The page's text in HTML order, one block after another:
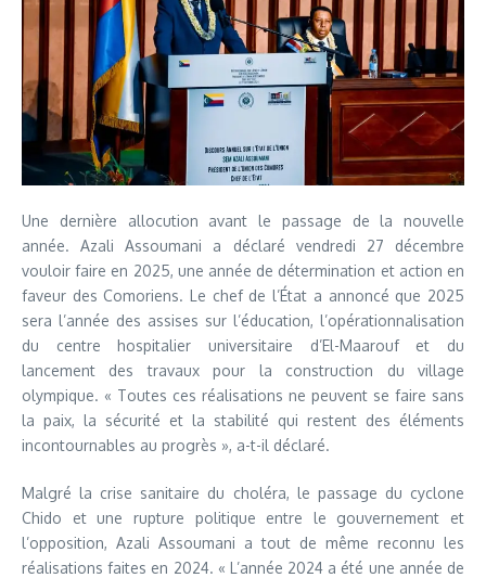
Une dernière allocution avant le passage de la nouvelle
année. Azali Assoumani a déclaré vendredi 27 décembre
vouloir faire en 2025, une année de détermination et action en
faveur des Comoriens. Le chef de l’État a annoncé que 2025
sera l’année des assises sur l’éducation, l’opérationnalisation
du centre hospitalier universitaire d’El-Maarouf et du
lancement des travaux pour la construction du village
olympique. « Toutes ces réalisations ne peuvent se faire sans
la paix, la sécurité et la stabilité qui restent des éléments
incontournables au progrès », a-t-il déclaré.
Malgré la crise sanitaire du choléra, le passage du cyclone
Chido et une rupture politique entre le gouvernement et
l’opposition, Azali Assoumani a tout de même reconnu les
réalisations faites en 2024. « L’année 2024 a été une année de